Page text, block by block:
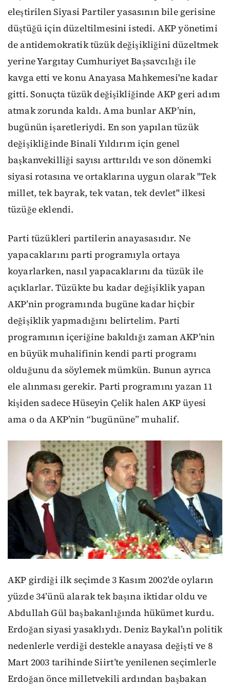
eleştirilen Siyasi Partiler yasasının bile gerisine
düştüğü için düzeltilmesini istedi. AKP yönetimi
de antidemokratik tüzük değişikliğini düzeltmek
yerine Yargıtay Cumhuriyet Başsavcılığı ile
kavga etti ve konu Anayasa Mahkemesi'ne kadar
gitti. Sonuçta tüzük değişikliğinde AKP geri adım
atmak zorunda kaldı. Ama bunlar AKP’nin,
bugünün işaretleriydi. En son yapılan tüzük
değişikliğinde Binali Yıldırım için genel
başkanvekilliği sayısı arttırıldı ve son dönemki
siyasi rotasına ve ortaklarına uygun olarak"Tek
millet, tek bayrak, tek vatan, tek devlet" ilkesi
tüzüğe eklendi.
Parti tüzükleri partilerin anayasasıdır. Ne
yapacaklarını parti programıyla ortaya
koyarlarken, nasıl yapacaklarını da tüzük ile
açıklarlar. Tüzükte bu kadar değişiklik yapan
AKP’nin programında bugüne kadar hiçbir
değişiklik yapmadığını belirtelim. Parti
programının içeriğine bakıldığı zaman AKP’nin
en büyük muhalifinin kendi parti programı
olduğunu da söylemek mümkün. Bunun ayrıca
ele alınması gerekir. Parti programını yazan 11
kişiden sadece Hüseyin Çelik halen AKP üyesi
ama o da AKP’nin “bugününe” muhalif.
AKP girdiği ilk seçimde 3 Kasım 2002’de oyların
yüzde 34’ünü alarak tek başına iktidar oldu ve
Abdullah Gül başbakanlığında hükümet kurdu.
Erdoğan siyasi yasaklıydı. Deniz Baykal’ın politik
nedenlerle verdiği destekle anayasa değişti ve 8
Mart 2003 tarihinde Siirt’te yenilenen seçimlerle
Erdoğan önce milletvekili ardından başbakan